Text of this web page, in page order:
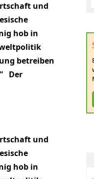
und
hob in
betreiben
Der
und
hob in